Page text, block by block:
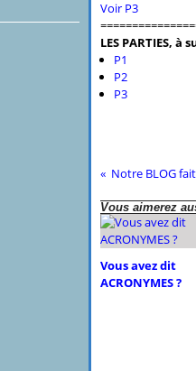
Voir P3
LES PARTIES,
P1
P2
P3
Notre BLOG
Vous aimerez
Vous avez dit
ACRONYMES ?